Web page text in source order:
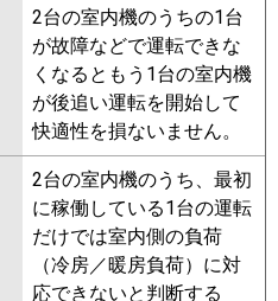
2台の室内機のうちの1台
が故障などで運転できな
くなるともう1台の室内機
が後追い運転を開始して
快適性を損ないません。
2台の室内機のうち、最初
に稼働している1台の運転
だけでは室内側の負荷
（冷房／暖房負荷）に対
応できないと判断する